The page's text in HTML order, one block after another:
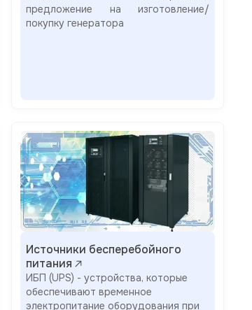
предложение на изготовление/
покупку генератора
Источники бесперебойного
питания
ИБП (UPS) - устройства, которые
обеспечивают временное
электропитание оборудования при